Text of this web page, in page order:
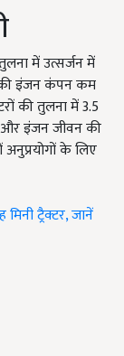
में उत्सर्जन में
इंजन कंपन कम
की तुलना में 3.5
इंजन जीवन की
के लिए
ट्रैक्टर, जानें